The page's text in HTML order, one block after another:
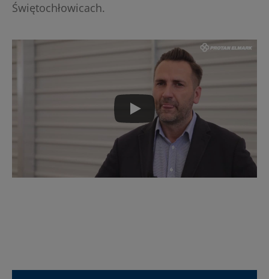
Świętochłowicach.